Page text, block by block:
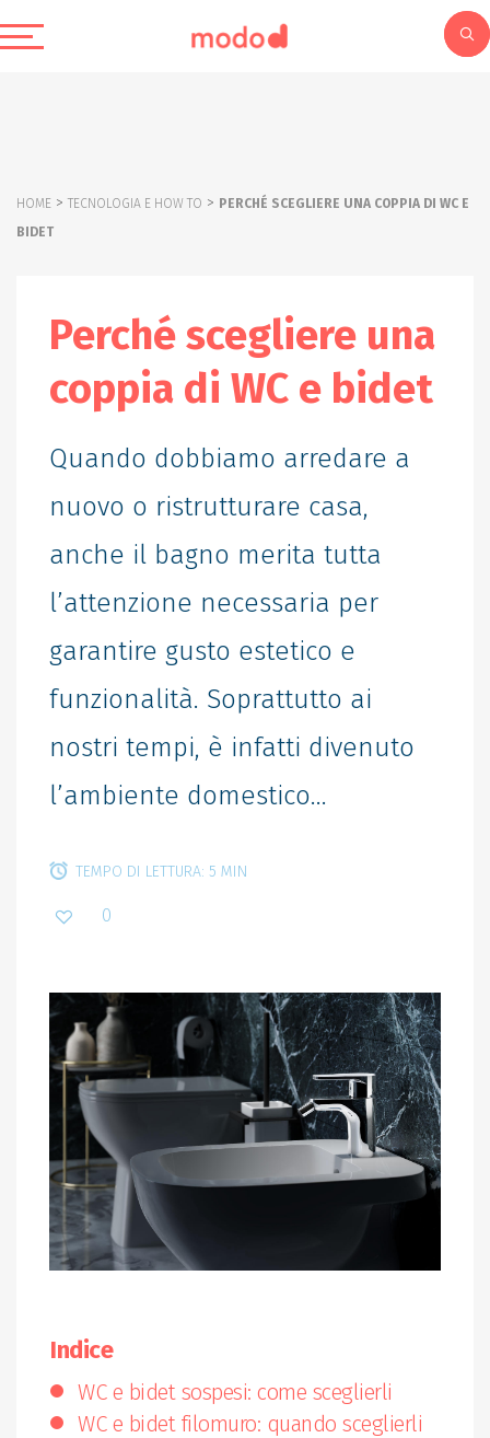
HOME > TECNOLOGIA E HOW TO > PERCHÉ SCEGLIERE UNA COPPIA DI WC E
BIDET
Perché scegliere una
coppia di WC e bidet
Quando dobbiamo arredare a
nuovo o ristrutturare casa,
anche il bagno merita tutta
l’attenzione necessaria per
garantire gusto estetico e
funzionalità. Soprattutto ai
nostri tempi, è infatti divenuto
l’ambiente domestico...
TEMPO DI LETTURA: 5 MIN
0
Indice
WC e bidet sospesi: come sceglierli
WC e bidet filomuro: quando sceglierli